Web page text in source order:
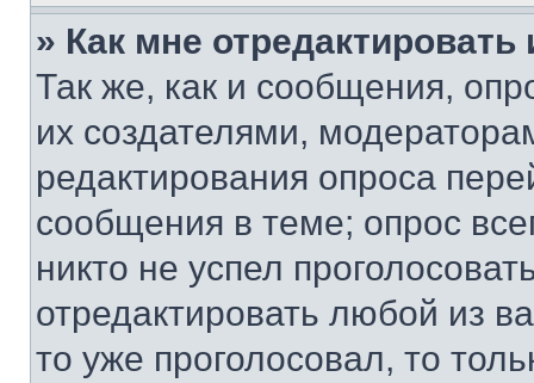
» Как мне
Так же, как и сообщения,
их создателями,
редактирования опроса
сообщения в теме; опрос
никто не успел
отредактировать любой из
то уже проголосовал, то